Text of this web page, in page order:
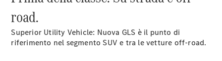
road.
Superior Utility Vehicle: Nuova GLS è il punto di
riferimento nel segmento SUV e tra le vetture off-road.